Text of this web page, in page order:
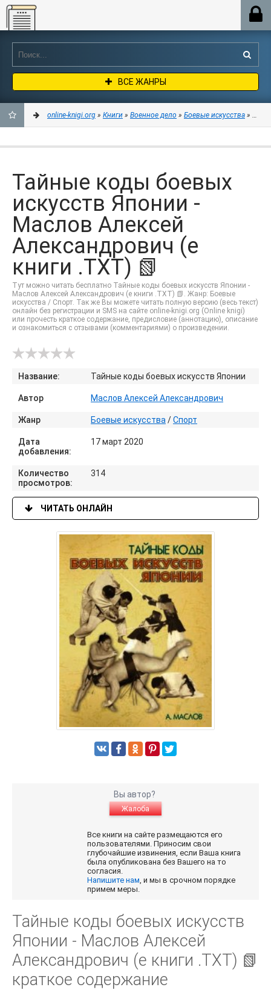
Online-knigi.org
ВСЕ ЖАНРЫ
ЗАКЛАДКИ
online-knigi.org » Книги » Военное дело » Боевые искусства »
Тайные коды боевых
искусств Японии -
Маслов Алексей
Александрович (е
книги .TXT) 📗
Тут можно читать бесплатно Тайные коды боевых искусств Японии -
Маслов Алексей Александрович (е книги .TXT) 📗. Жанр: Боевые
искусства / Спорт. Так же Вы можете читать полную версию (весь текст)
онлайн без регистрации и SMS на сайте online-knigi.org (Online knigi)
или прочесть краткое содержание, предисловие (аннотацию), описание
и ознакомиться с отзывами (комментариями) о произведении.
Название: Тайные коды боевых искусств Японии
Автор Маслов Алексей Александрович
Жанр Боевые искусства /Спорт
Дата
добавления:
17 март 2020
Количество
просмотров:
314
ЧИТАТЬ ОНЛАЙН
Вы автор?
Жалоба
Все книги на сайте размещаются его
пользователями. Приносим свои
глубочайшие извинения, если Ваша книга
была опубликована без Вашего на то
согласия.
Напишите нам , и мы в срочном порядке
примем меры.
Тайные коды боевых искусств
Японии - Маслов Алексей
Александрович (е книги .TXT) 📗
краткое содержание